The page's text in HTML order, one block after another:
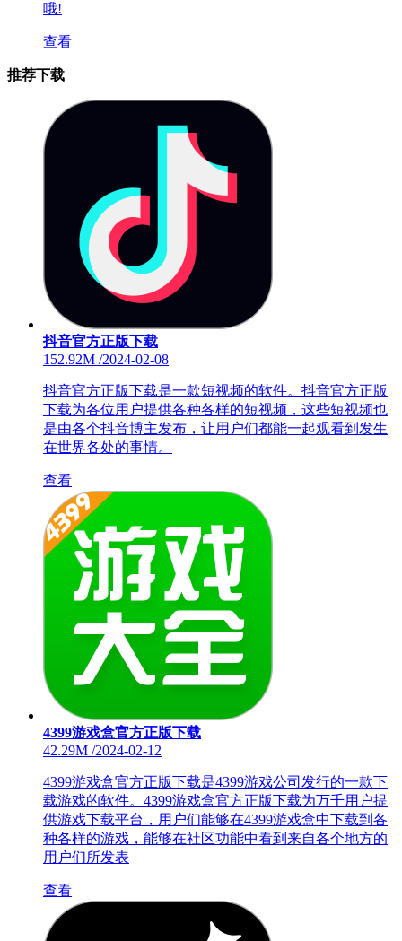
哦!
查看
推荐下载
抖音官方正版下载
152.92M /2024-02-08
抖音官方正版下载是一款短视频的软件。抖音官方正版
下载为各位用户提供各种各样的短视频，这些短视频也
是由各个抖音博主发布，让用户们都能一起观看到发生
在世界各处的事情。
查看
4399游戏盒官方正版下载
42.29M /2024-02-12
4399游戏盒官方正版下载是4399游戏公司发行的一款下
载游戏的软件。4399游戏盒官方正版下载为万千用户提
供游戏下载平台，用户们能够在4399游戏盒中下载到各
种各样的游戏，能够在社区功能中看到来自各个地方的
用户们所发表
查看